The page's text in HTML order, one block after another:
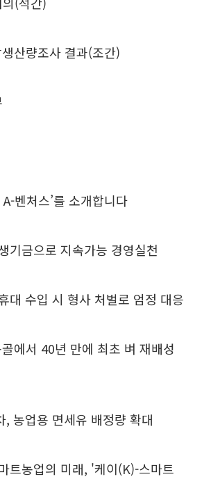
산량조사 결과(조간)
벤처스’를 소개합니다
기금으로 지속가능 경영실천
대 수입 시 형사 처벌로 엄정 대응
에서 40년 만에 최초 벼 재배성
농업용 면세유 배정량 확대
트농업의 미래, '케이(K)-스마트